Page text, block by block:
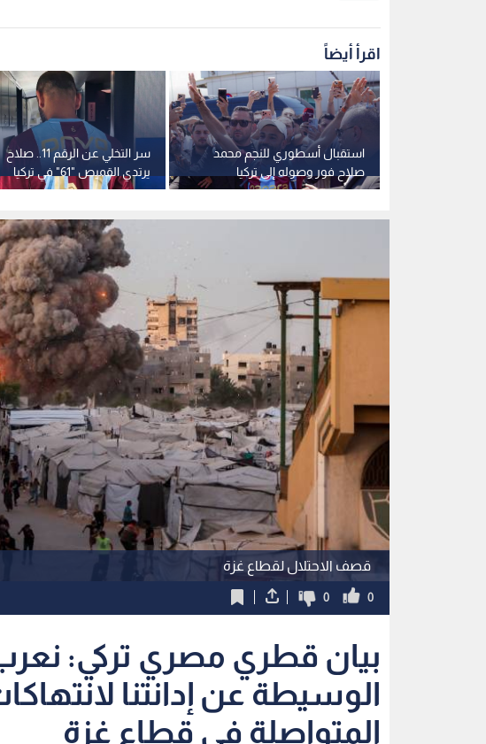
اقرأ أيضاً
سر التخلي عن الرقم 11.. صلاح
يرتدي القميص "61" في تركيا
استقبال أسطوري للنجم محمد
صلاح فور وصوله إلى تركيا
قصف الاحتلال لقطاع غزة
0
0
بيان قطري مصري تركي:
الوسيطة عن إدانتنا
المتواصلة في قطاع غزة